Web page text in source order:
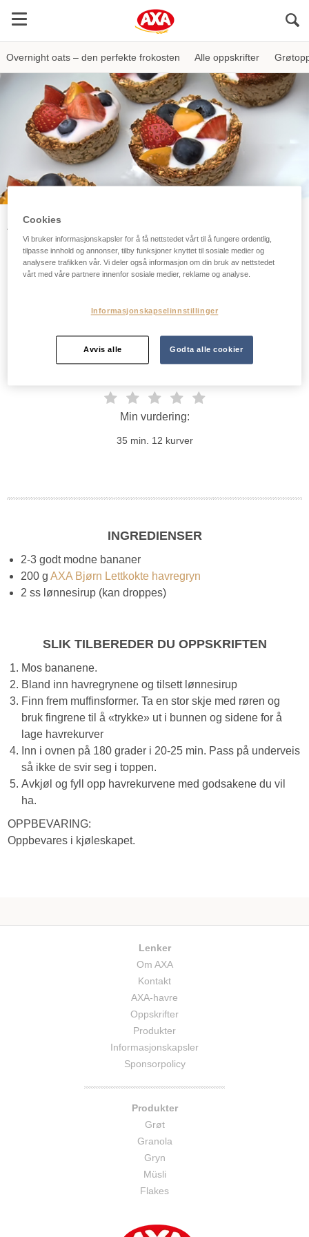
Overnight oats – den perfekte frokosten Alle oppskrifter
AXA
Havrekurver
med yoghurt, frukt eller annet som frister. De gjør seg
feiringer eller 17. mai bordet - og så smaker de
nydelig!
Min vurdering:
35 min. 12 kurver
INGREDIENSER
2-3 godt modne bananer
200 g AXA Bjørn Lettkokte havregryn
2 ss lønnesirup (kan droppes)
SLIK TILBEREDER DU OPPSKRIFTEN
Mos bananene.
Bland inn havregrynene og tilsett lønnesirup
Finn frem muffinsformer. Ta en stor skje med røren og
bruk fingrene til å «trykke» ut i bunnen og sidene for å
lage havrekurver
Inn i ovnen på 180 grader i 20-25 min. Pass på underveis
så ikke de svir seg i toppen.
Avkjøl og fyll opp havrekurvene med godsakene du vil
ha.
OPPBEVARING:
Oppbevares i kjøleskapet.
Lenker
Om AXA
Kontakt
AXA-havre
Oppskrifter
Produkter
Informasjonskapsler
Sponsorpolicy
Produkter
Grøt
Granola
Gryn
Müsli
Flakes
Cookies
Vi bruker informasjonskapsler for å få nettstedet vårt til å fungere ordentlig,
tilpasse innhold og annonser, tilby funksjoner knyttet til sosiale medier og
analysere trafikken vår. Vi deler også informasjon om din bruk av nettstedet
vårt med våre partnere innenfor sosiale medier, reklame og analyse.
Informasjonskapselinnstillinger
Avvis alle Godta alle cookier